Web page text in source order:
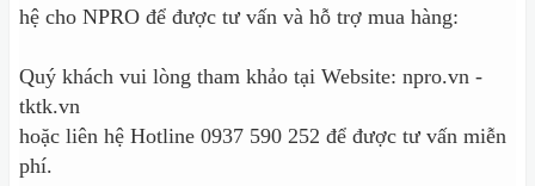
hệ cho NPRO để được tư vấn và hỗ trợ mua hàng:
Quý khách vui lòng tham khảo tại Website: npro.vn -
tktk.vn
hoặc liên hệ Hotline 0937 590 252 để được tư vấn miễn
phí.